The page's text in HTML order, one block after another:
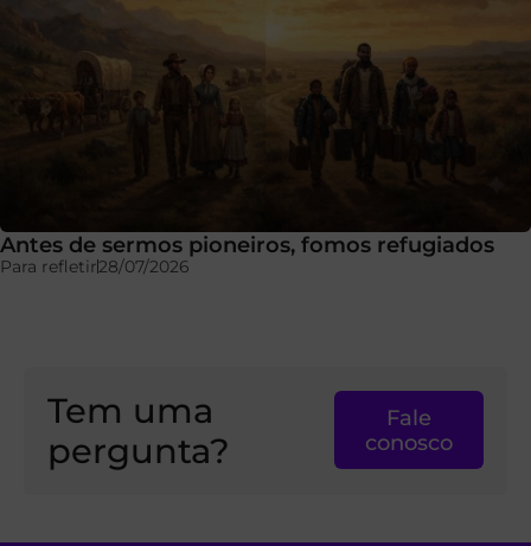
Antes de sermos pioneiros, fomos refugiados
Para refletir28/07/2026
Tem uma
pergunta?
Fale
conosco